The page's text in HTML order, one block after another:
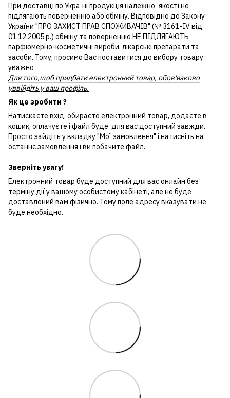
При доставці по Україні продукція належної якості не
підлягають поверненню або обміну. Відповідно до Закону
України "ПРО ЗАХИСТ ПРАВ СПОЖИВАЧІВ" (№ 3161-IV від
01.12.2005 р.) обміну та поверненню НЕ ПІДЛЯГАЮТЬ
парфюмерно-косметичні вироби, лікарські препарати та
засоби. Тому, просимо Вас поставитися до вибору товару
уважно
Для того,щоб придбати електронний товар, обов'язково
уввійдіть у ваш профіль.
Як це зробити ?
Натискаєте вхід, обираєте електронний товар, додаєте в
кошик, оплачуєте і файл буде для вас доступний завжди.
Просто зайдіть у вкладку "Мої замовлення" і натисніть на
останнє замовлення і ви побачите файл.
Зверніть увагу!
Електронний товар буде доступний для вас онлайн без
терміну дії у вашому особистому кабінеті, але не буде
доставлений вам фізично. Тому поле адресу вказувати не
буде необхідно.